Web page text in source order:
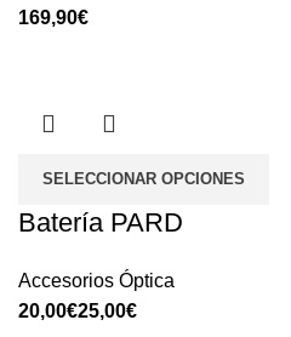
€
SELECCIONAR OPCIONES
Batería PARD
Accesorios Óptica
€
€